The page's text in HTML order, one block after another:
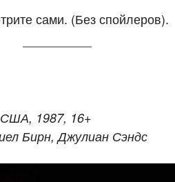
сами. (Без спойлеров).
1987, 16+
Бирн, Джулиан Сэндс